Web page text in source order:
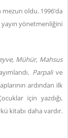
oldu. 1996’da
yönetmenliğini
Mühür, Mahsus
Parpalive
ardından ilk
için yazdığı,
kitabı daha vardır.